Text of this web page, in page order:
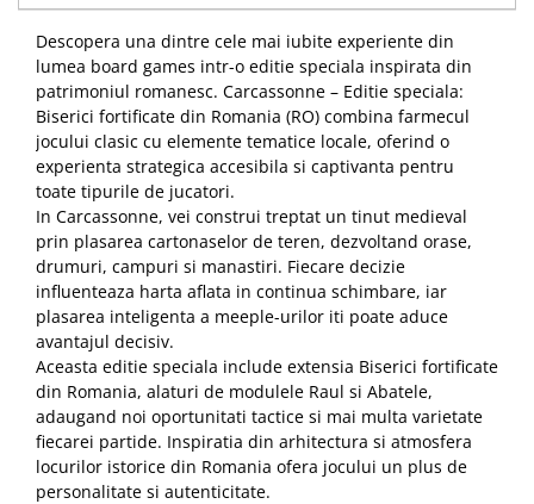
Descopera una dintre cele mai iubite experiente din
lumea board games intr-o editie speciala inspirata din
patrimoniul romanesc. Carcassonne – Editie speciala:
Biserici fortificate din Romania (RO) combina farmecul
jocului clasic cu elemente tematice locale, oferind o
experienta strategica accesibila si captivanta pentru
toate tipurile de jucatori.
In Carcassonne, vei construi treptat un tinut medieval
prin plasarea cartonaselor de teren, dezvoltand orase,
drumuri, campuri si manastiri. Fiecare decizie
influenteaza harta aflata in continua schimbare, iar
plasarea inteligenta a meeple-urilor iti poate aduce
avantajul decisiv.
Aceasta editie speciala include extensia Biserici fortificate
din Romania, alaturi de modulele Raul si Abatele,
adaugand noi oportunitati tactice si mai multa varietate
fiecarei partide. Inspiratia din arhitectura si atmosfera
locurilor istorice din Romania ofera jocului un plus de
personalitate si autenticitate.